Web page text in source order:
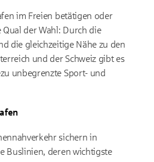
im Freien betätigen oder
der Wahl: Durch die
die gleichzeitige Nähe zu den
und der Schweiz gibt es
unbegrenzte Sport- und
sichern in
Buslinien, deren wichtigste